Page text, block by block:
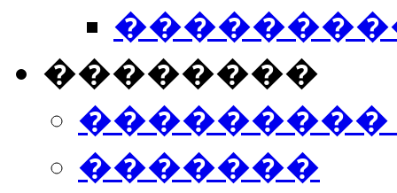
��������
���������
�������